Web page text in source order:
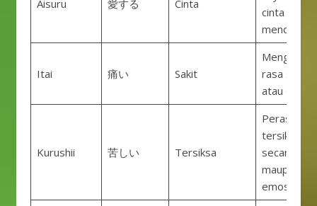
Aisuru 愛する Cinta
cinta yang
mendalam.
Itai 痛い Sakit
rasa sakit
atau
Kurushii 苦しい Tersiksa
Perasaan
tersiksa,
secara fisik
maupun
emosional.